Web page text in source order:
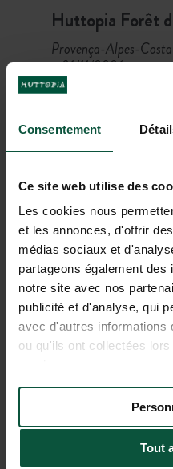
Consentement
Ce site web utilise des
Les cookies nous
et les annonces, d'offrir
médias sociaux et
partageons également
notre site avec nos
publicité et d'analyse, qui
avec d'autres informations
ou qu'ils ont collectées
Tout
Huttopia Forêt
Provença-Alpes-
a 01/11/2026
Na floresta
À beira
Toulon e
camping
aquecida
minutos a
DESCOBRIR